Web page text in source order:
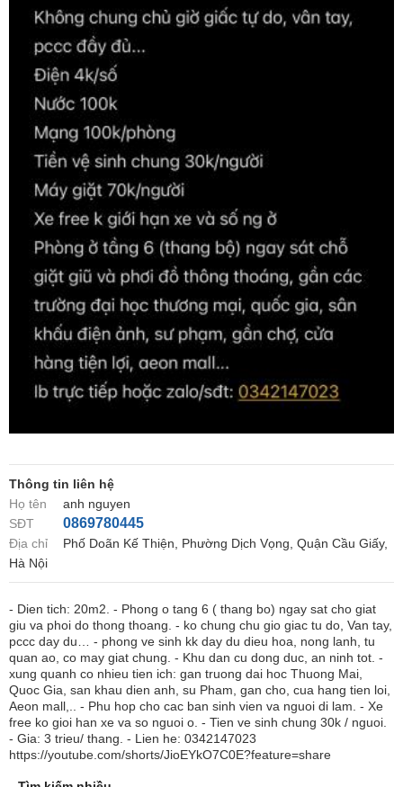
Thông tin liên hệ
Họ tên
anh nguyen
SĐT
0869780445
Địa chỉ
Phố Doãn Kế Thiện, Phường Dịch Vọng, Quận Cầu Giấy,
Hà Nội
- Dien tich: 20m2. - Phong o tang 6 ( thang bo) ngay sat cho giat
giu va phoi do thong thoang. - ko chung chu gio giac tu do, Van tay,
pccc day du… - phong ve sinh kk day du dieu hoa, nong lanh, tu
quan ao, co may giat chung. - Khu dan cu dong duc, an ninh tot. -
xung quanh co nhieu tien ich: gan truong dai hoc Thuong Mai,
Quoc Gia, san khau dien anh, su Pham, gan cho, cua hang tien loi,
Aeon mall,.. - Phu hop cho cac ban sinh vien va nguoi di lam. - Xe
free ko gioi han xe va so nguoi o. - Tien ve sinh chung 30k / nguoi.
- Gia: 3 trieu/ thang. - Lien he: 0342147023
https://youtube.com/shorts/JioEYkO7C0E?feature=share